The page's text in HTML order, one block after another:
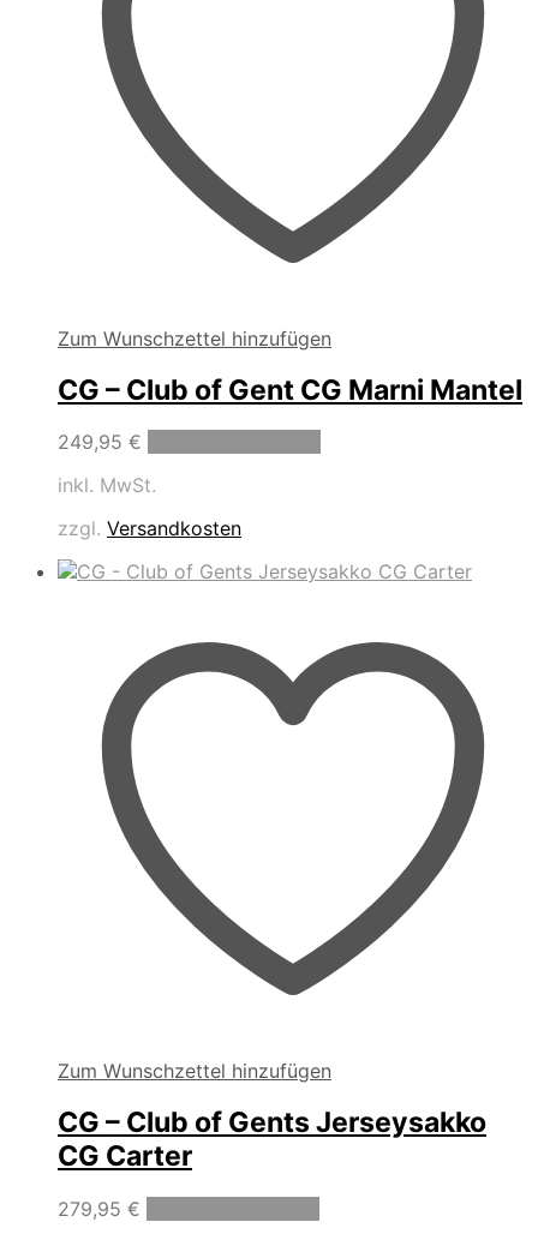
Zum Wunschzettel hinzufügen
CG – Club of Gent CG Marni Mantel
249,95 €
auf.
Die
auf
der
inkl. MwSt.
zzgl. Versandkosten
Zum Wunschzettel hinzufügen
CG – Club of Gents Jerseysakko
CG Carter
279,95 €